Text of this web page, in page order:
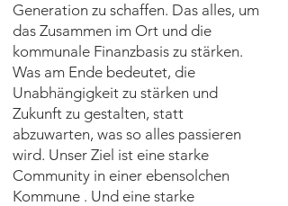
Generation zu schaffen. Das alles, um
das Zusammen im Ort und die
kommunale Finanzbasis zu stärken.
Was am Ende bedeutet, die
Unabhängigkeit zu stärken und
Zukunft zu gestalten, statt
abzuwarten, was so alles passieren
wird. Unser Ziel ist eine starke
Community in einer ebensolchen
Kommune . Und eine starke